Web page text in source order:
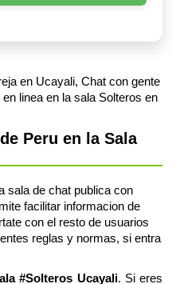
en Ucayali, Chat con gente
linea en la sala Solteros en
Peru en la Sala
sala de chat publica con
facilitar informacion de
con el resto de usuarios
reglas y normas, si entra
#Solteros Ucayali. Si eres